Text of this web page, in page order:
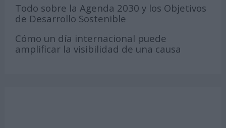
Todo sobre la Agenda 2030 y los Objetivos
de Desarrollo Sostenible
Cómo un día internacional puede
amplificar la visibilidad de una causa